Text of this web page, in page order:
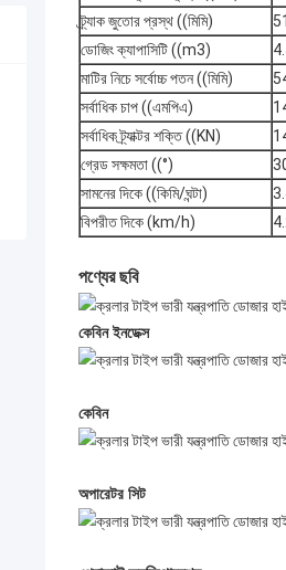
ট্র্যাক জুতোর প্রস্থ ((মিমি)
ডোজিং ক্যাপাসিটি ((m3)
মাটির নিচে সর্বোচ্চ পতন ((মিমি)
সর্বাধিক চাপ ((এমপিএ)
সর্বাধিক ট্র্যাক্টর শক্তি ((KN)
গ্রেড সক্ষমতা ((°)
সামনের দিকে ((কিমি/ঘন্টা)
বিপরীত দিকে (km/h)
পণ্যের ছবি
কেবিন ইনডেক্স
কেবিন
অপারেটর সিট